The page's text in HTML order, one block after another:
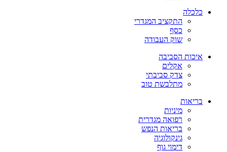
כלכלה
התקציב המגדרי
כסף
שוק העבודה
איכות הסביבה
אקלים
צדק סביבתי
מתלבשת טוב
בריאות
מיניות
רפואה מגדרית
בריאות הנפש
גינקולוגיה
דימוי גוף